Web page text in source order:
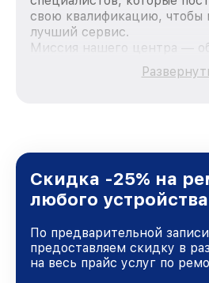
свою квалификацию, чтобы
лучший сервис.
Миссия нашего центра —
качественный и доступный
каждого пользователя
Краснодаре, постоянно
доверия и лояльности
Скидка -25% на
любого
По предварительной
предоставляем скидку в
на весь прайс услуг по